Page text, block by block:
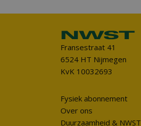
Fransestraat 41
6524 HT Nijmegen
KvK 10032693
Fysiek abonnement
Over ons
Duurzaamheid & NWST